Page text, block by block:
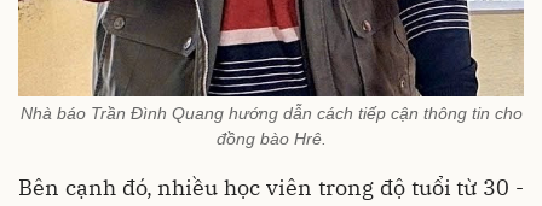
Nhà báo Trần Đình Quang hướng dẫn cách tiếp cận thông tin cho
đồng bào Hrê.
Bên cạnh đó, nhiều học viên trong độ tuổi từ 30 -